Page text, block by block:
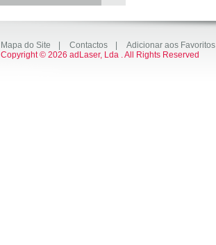
Mapa do Site Contactos
Adicionar aos Favoritos
Copyright © 2026 adLaser, Lda . All Rights Reserved